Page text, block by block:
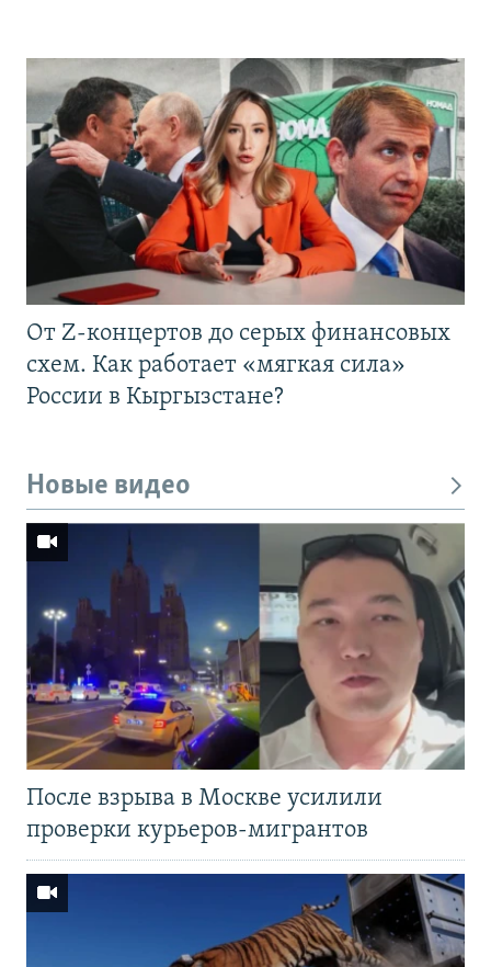
От Z-концертов до серых финансовых
схем. Как работает «мягкая сила»
России в Кыргызстане?
Новые видео
После взрыва в Москве усилили
проверки курьеров-мигрантов